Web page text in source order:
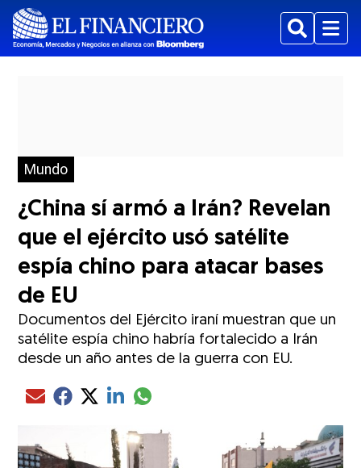
BuscarMenu
Mundo
¿China sí armó a Irán? Revelan
que el ejército usó satélite
espía chino para atacar bases
de EU
Documentos del Ejército iraní muestran que un
satélite espía chino habría fortalecido a Irán
desde un año antes de la guerra con EU.
Compartir el artículo actual mediante Email
Compartir el artículo actual mediante Facebook
Compartir el artículo actual mediante Twitter
Compartir el artículo actual mediante LinkedIn
Compartir el artículo actual mediante